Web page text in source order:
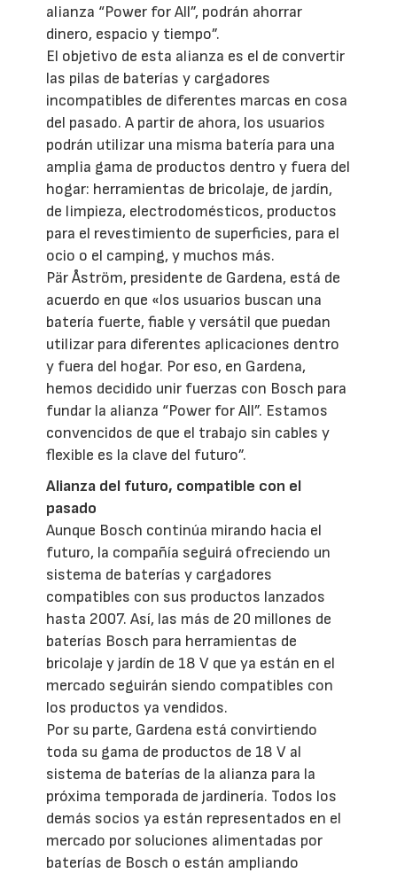
alianza “Power for All”, podrán ahorrar
dinero, espacio y tiempo”.
El objetivo de esta alianza es el de convertir
las pilas de baterías y cargadores
incompatibles de diferentes marcas en cosa
del pasado. A partir de ahora, los usuarios
podrán utilizar una misma batería para una
amplia gama de productos dentro y fuera del
hogar: herramientas de bricolaje, de jardín,
de limpieza, electrodomésticos, productos
para el revestimiento de superficies, para el
ocio o el camping, y muchos más.
Pär Åström, presidente de Gardena, está de
acuerdo en que «los usuarios buscan una
batería fuerte, fiable y versátil que puedan
utilizar para diferentes aplicaciones dentro
y fuera del hogar. Por eso, en Gardena,
hemos decidido unir fuerzas con Bosch para
fundar la alianza “Power for All”. Estamos
convencidos de que el trabajo sin cables y
flexible es la clave del futuro”.
Alianza del futuro, compatible con el
pasado
Aunque Bosch continúa mirando hacia el
futuro, la compañía seguirá ofreciendo un
sistema de baterías y cargadores
compatibles con sus productos lanzados
hasta 2007. Así, las más de 20 millones de
baterías Bosch para herramientas de
bricolaje y jardín de 18 V que ya están en el
mercado seguirán siendo compatibles con
los productos ya vendidos.
Por su parte, Gardena está convirtiendo
toda su gama de productos de 18 V al
sistema de baterías de la alianza para la
próxima temporada de jardinería. Todos los
demás socios ya están representados en el
mercado por soluciones alimentadas por
baterías de Bosch o están ampliando